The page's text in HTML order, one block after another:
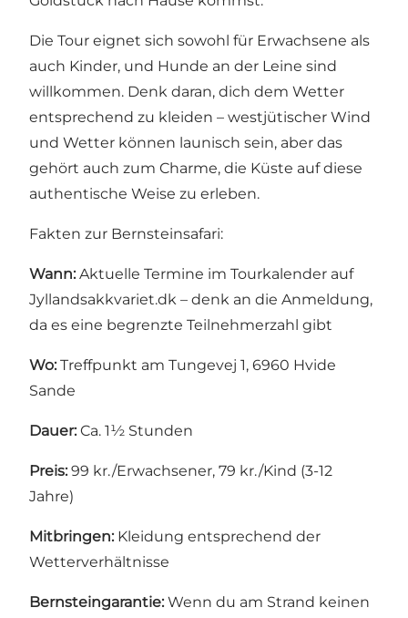
Die Tour eignet sich sowohl für Erwachsene als
auch Kinder, und Hunde an der Leine sind
willkommen. Denk daran, dich dem Wetter
entsprechend zu kleiden – westjütischer Wind
und Wetter können launisch sein, aber das
gehört auch zum Charme, die Küste auf diese
authentische Weise zu erleben.
Fakten zur Bernsteinsafari:
Wann: Aktuelle Termine im Tourkalender auf
Jyllandsakkvariet.dk – denk an die Anmeldung,
da es eine begrenzte Teilnehmerzahl gibt
Wo: Treffpunkt am Tungevej 1, 6960 Hvide
Sande
Dauer: Ca. 1½ Stunden
Preis: 99 kr./Erwachsener, 79 kr./Kind (3-12
Jahre)
Mitbringen: Kleidung entsprechend der
Wetterverhältnisse
Bernsteingarantie: Wenn du am Strand keinen